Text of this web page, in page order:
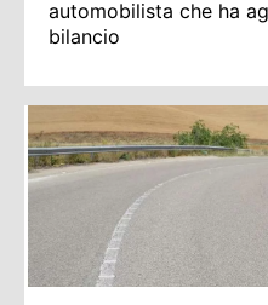
automobilista che ha
bilancio